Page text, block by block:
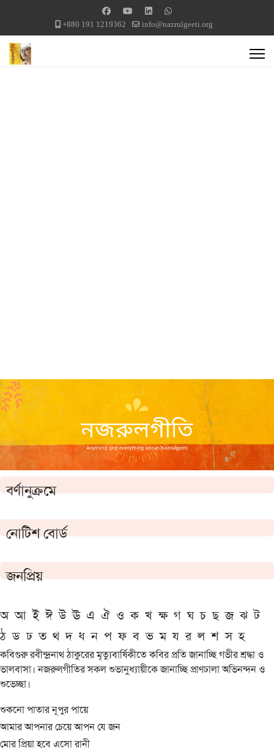
+880 191 1219362 info@nazrulgeeti.org
বর্ণানুক্রমে
নোটিশ বোর্ড
জনপ্রিয়
অ আ ই ঈ উ ঊ এ ঐ ও ক খ ক্ষ গ ঘ চ ছ জ ঝ ট
ঠ ড ঢ ত থ দ ধ ন প ফ ব ভ ম য র ল শ স হ
কবিগুরু রবীন্দ্রনাথ ঠাকুরের মৃত্যুবার্ষিকীতে কবির প্রতি জানাচ্ছি গভীর শ্রদ্ধা ও
ভালবাসা। নজরুলগীতির সকল শুভানুধ্যায়ীকে জানাচ্ছি প্রাণঢালা অভিনন্দন ও
শুভেচ্ছা।
শুকনো পাতার নূপুর পায়ে
আমার আপনার চেয়ে আপন যে জন
মোর প্রিয়া হবে এসো রানী